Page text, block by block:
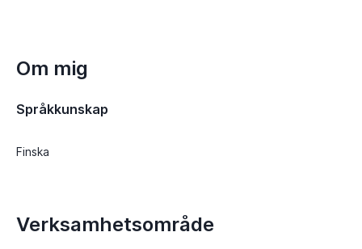
Om mig
Språkkunskap
Finska
Verksamhetsområde